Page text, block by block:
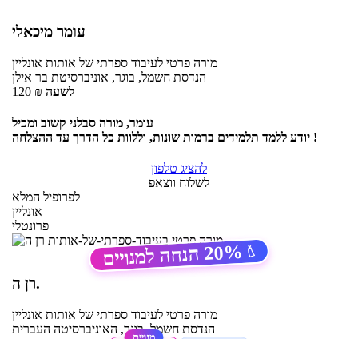
עומר מיכאלי
מורה פרטי לעיבוד ספרתי של אותות אונליין
הנדסת חשמל, בוגר, אוניברסיטת בר אילן
120 ₪ לשעה
עומר, מורה סבלני קשוב ומכיל
יודע ללמד תלמידים ברמות שונות, וללוות כל הדרך עד ההצלחה !
להציג טלפון
לשלוח ווצאפ
לפרופיל המלא
אונליין
פרונטלי
🏷️
20%
הנחה למנויים
רן ה.
מורה פרטי לעיבוד ספרתי של אותות אונליין
הנדסת חשמל, בוגר, האוניברסיטה העברית